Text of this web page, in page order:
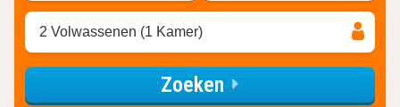
2 Volwassenen (1 Kamer)
Zoeken